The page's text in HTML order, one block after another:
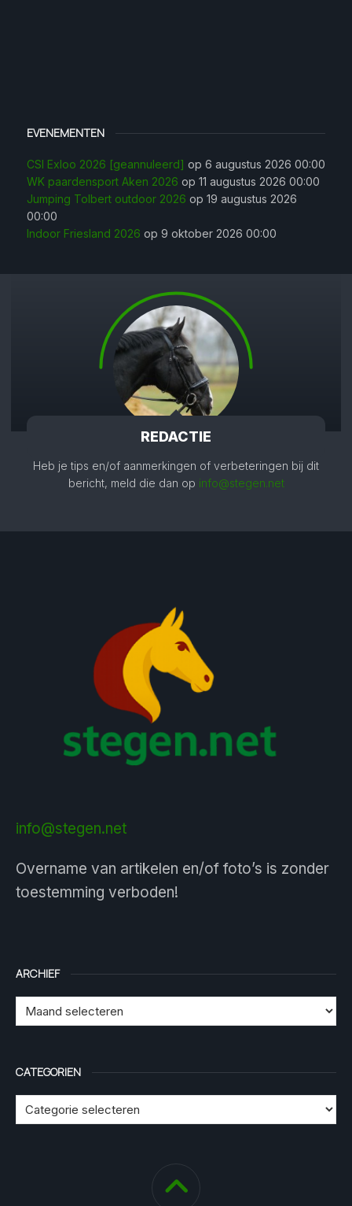
REDACTIE
Heb je tips en/of aanmerkingen of verbeteringen bij dit
bericht, meld die dan op info@stegen.net
EVENEMENTEN
CSI Exloo 2026 [geannuleerd] op 6 augustus 2026 00:00
WK paardensport Aken 2026 op 11 augustus 2026 00:00
Jumping Tolbert outdoor 2026 op 19 augustus 2026
00:00
Indoor Friesland 2026 op 9 oktober 2026 00:00
info@stegen.net
Overname van artikelen en/of foto’s is zonder
toestemming verboden!
ARCHIEF
CATEGORIEN